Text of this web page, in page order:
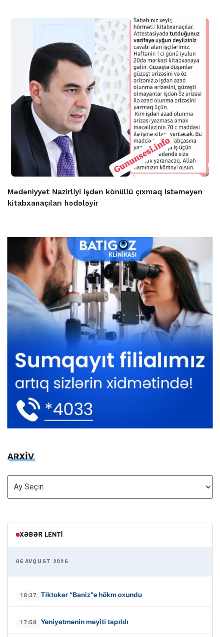
Mədəniyyət Nazirliyi işdən könüllü çıxmaq istəməyən
kitabxanaçıları hədələyir
ARXİV
ARXİV
XƏBƏR LENTI
06 AVQUST 2026
18:37 Tiktoker “Beniz”ə hökm oxundu
17:58 Yeniyetmənin meyiti tapıldı